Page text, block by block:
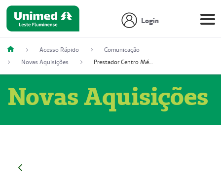
Login
Acesso Rápido
Comunicação
Novas Aquisições
Prestador Centro Médico Vitória Ltda, 51004350-4: Centro Médico Vitória Ltda (Nome Fantasia: Policlínica Master)
Novas Aquisições